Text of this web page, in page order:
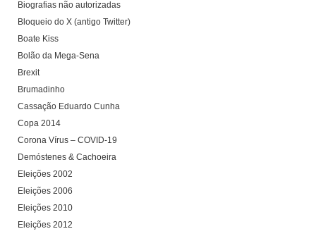
Biografias não autorizadas
Bloqueio do X (antigo Twitter)
Boate Kiss
Bolão da Mega-Sena
Brexit
Brumadinho
Cassação Eduardo Cunha
Copa 2014
Corona Vírus – COVID-19
Demóstenes & Cachoeira
Eleições 2002
Eleições 2006
Eleições 2010
Eleições 2012